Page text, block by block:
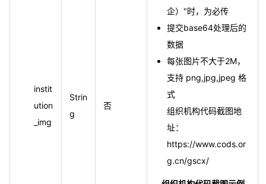
instit
ution
_img
Strin
g
否
企）"时，为必传
提交base64处理后的
数据
每张图片不大于2M，
支持 png,jpg,jpeg 格
式
组织机构代码截图地
址：
https://www.cods.or
g.cn/gscx/